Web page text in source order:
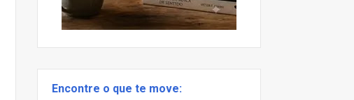
Encontre o que te move: